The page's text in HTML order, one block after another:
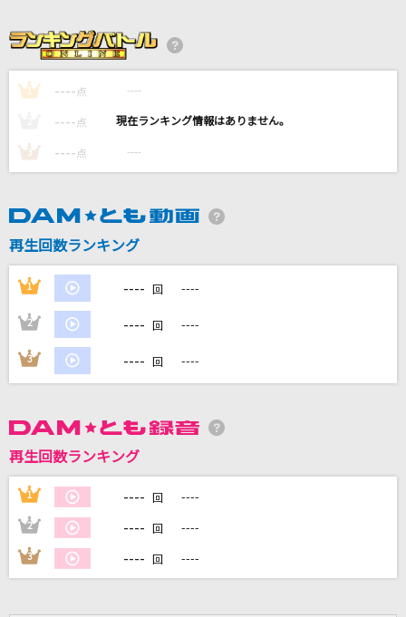
藍井エイル
W/X/Y
旅路
平井堅
カラオケ最新情報をチェック！
1 ---- 点 ----
---- 点 ----
3 ---- 点 ----
再生回数ランキング
1 ---- 回 ----
2 ---- 回 ----
3 ---- 回 ----
再生回数ランキング
1 ---- 回 ----
2 ---- 回 ----
3 ---- 回 ----